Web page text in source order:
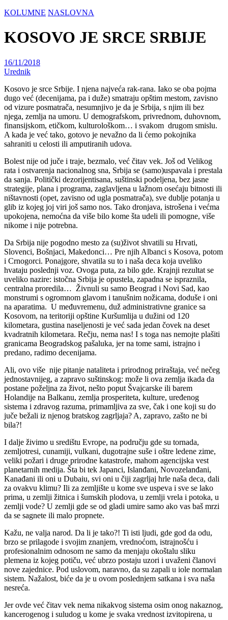
KOLUMNE NASLOVNA
KOSOVO JE SRCE SRBIJE
16/11/2018
Urednik
Kosovo je srce Srbije. I njena najveća rak-rana. Iako se oba pojma
dugo već (decenijama, pa i duže) smatraju opštim mestom, zavisno
od vizure posmatrača, nesumnjivo je da je Srbija, s njim ili bez
njega, zemlja na umoru. U demografskom, privrednom, duhovnom,
finansijskom, etičkom, kulturološkom… i svakom drugom smislu.
A kada je već tako, gotovo je nevažno da li ćemo pokojnika
sahraniti u celosti ili amputiranih udova.
Bolest nije od juče i traje, bezmalo, već čitav vek. Još od Velikog
rata i ostvarenja nacionalnog sna, Srbija se (samo)uspavala i prestala
da sanja. Politički dezorijentisana, suštinski podeljena, bez jasne
strategije, plana i programa, zaglavljena u lažnom osećaju bitnosti ili
ništavnosti (opet, zavisno od ugla posmatrača), sve dublje potanja u
glib iz kojeg joj viri još samo nos. Tako dronjava, istrošena i većma
upokojena, nemoćna da više bilo kome šta udeli ili pomogne, više
nikome i nije potrebna.
Da Srbija nije pogodno mesto za (su)život shvatili su Hrvati,
Slovenci, Bošnjaci, Makedonci… Pre njih Albanci s Kosova, potom
i Crnogorci. Ponajgore, shvatila su to i naša deca koja uveliko
hvataju poslednji voz. Ovoga puta, za bilo gde. Krajnji rezultat se
uveliko nazire: istočna Srbija je opustela, zapadna se ispraznila,
centralna proredila… Živnuli su samo Beograd i Novi Sad, kao
monstrumi s ogromnom glavom i tanušnim nožicama, doduše i oni
na aparatima. U međuvremenu, duž administrativne granice sa
Kosovom, na teritoriji opštine Kuršumlija u dužini od 120
kilometara, gustina naseljenosti je već sada jedan čovek na deset
kvadratnih kilometara. Rečju, nema nas! I s toga nas nemojte plašiti
granicama Beogradskog pašaluka, jer na tome sami, istrajno i
predano, radimo decenijama.
Ali, ovo više nije pitanje nataliteta i prirodnog priraštaja, već nečeg
jednostavnijeg, a zapravo suštinskog: može li ova zemlja ikada da
postane poželjna za život, nešto poput Švajcarske ili barem
Holandije na Balkanu, zemlja prosperiteta, kulture, uređenog
sistema i zdravog razuma, primamljiva za sve, čak i one koji su do
juče bežali iz njenog bratskog zagrljaja? A, zapravo, zašto ne bi
bila?!
I dalje živimo u središtu Evrope, na području gde su tornada,
zemljotresi, cunamiji, vulkani, dugotrajne suše i oštre ledene zime,
veliki požari i druge prirodne katastrofe, mahom agencijska vest
planetarnih medija. Šta bi tek Japanci, Islanđani, Novozelanđani,
Kanađani ili oni u Dubaiu, svi oni u čiji zagrljaj hrle naša deca, dali
za ovakvu klimu? Ili za zemljište u kome sve uspeva i sve se lako
prima, u zemlji žitnica i šumskih plodova, u zemlji vrela i potoka, u
zemlji vode? U zemlji gde se od gladi umire samo ako vas baš mrzi
da se sagnete ili malo propnete.
Kažu, ne valja narod. Da li je tako?! Ti isti ljudi, gde god da odu,
brzo se prilagode i svojim znanjem, vrednoćom, istrajnošću i
profesionalnim odnosom ne samo da menjaju okoštalu sliku
plemena iz kojeg potiču, već ubrzo postaju uzori i uvaženi članovi
nove zajednice. Pod uslovom, naravno, da su zapali u iole normalan
sistem. Nažalost, biće da je u ovom poslednjem satkana i sva naša
nesreća.
Jer ovde već čitav vek nema nikakvog sistema osim onog nakaznog,
kancerogenog i suludog u kome je svaka vrednost izvitopirena, u